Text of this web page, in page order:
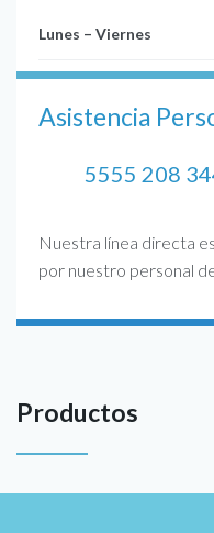
Lunes – Viernes
Asistencia
5555 208
Nuestra línea directa
por nuestro personal
Productos